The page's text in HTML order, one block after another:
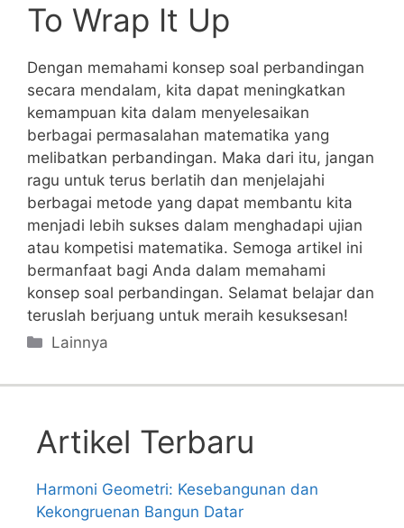
To Wrap It Up
Dengan memahami konsep soal perbandingan
secara mendalam, kita ‌dapat meningkatkan
kemampuan kita dalam ⁤menyelesaikan
‍berbagai permasalahan matematika yang
melibatkan perbandingan.⁣ Maka dari itu, jangan
ragu⁤ untuk terus berlatih dan ⁣menjelajahi
⁣berbagai metode yang dapat membantu kita
menjadi lebih ​sukses dalam menghadapi ujian
‌atau⁢ kompetisi matematika. Semoga artikel ini
bermanfaat ⁢bagi Anda ⁤dalam memahami
konsep ⁣soal perbandingan. Selamat belajar dan
teruslah berjuang untuk meraih kesuksesan!
Categories
Lainnya
Artikel Terbaru
Harmoni Geometri: Kesebangunan dan
Kekongruenan Bangun Datar